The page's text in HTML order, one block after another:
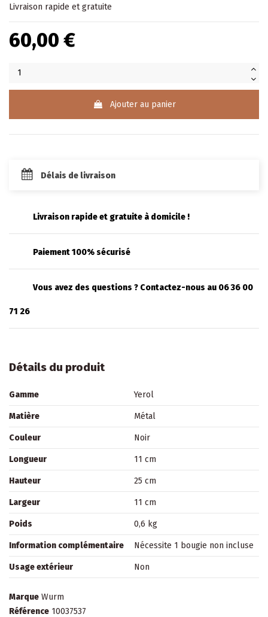
Livraison rapide et gratuite
60,00 €
Ajouter au panier
Délais de livraison
Livraison rapide et gratuite à domicile !
Paiement 100% sécurisé
Vous avez des questions ? Contactez-nous au 06 36 00
71 26
Détails du produit
Gamme Yerol
Matière Métal
Couleur Noir
Longueur 11 cm
Hauteur 25 cm
Largeur 11 cm
Poids 0,6 kg
Information complémentaire Nécessite 1 bougie non incluse
Usage extérieur Non
Marque Wurm
Référence 10037537